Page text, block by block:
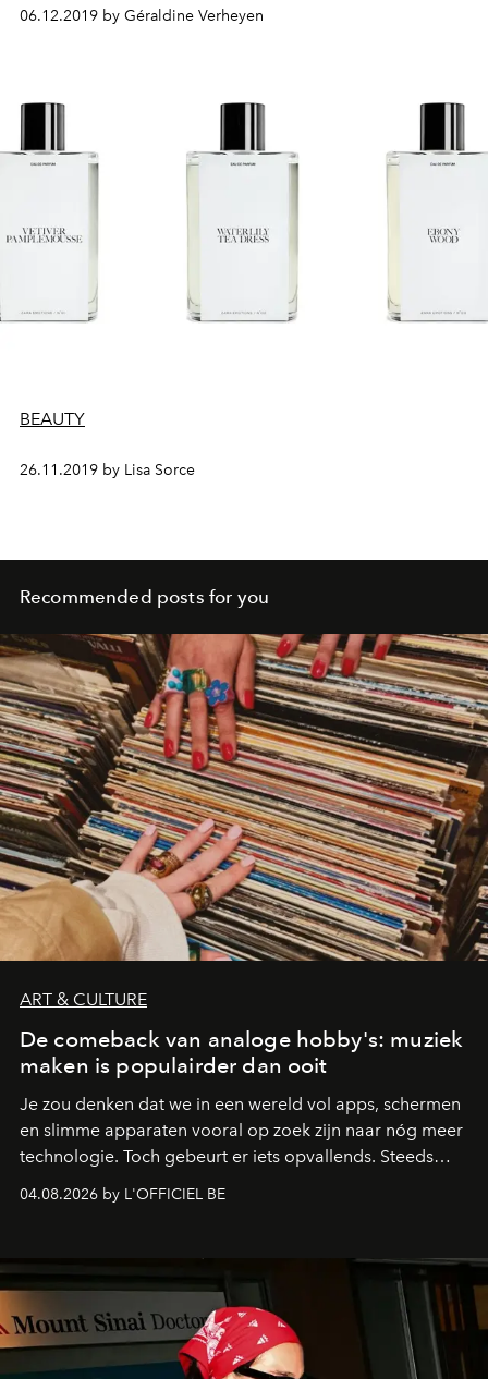
lanceerde deze herfst zijn allereerste parfum: "Born in
06.12.2019 by Géraldine Verheyen
BEAUTY
26.11.2019 by Lisa Sorce
Recommended posts for you
ART & CULTURE
De comeback van analoge hobby's: muziek
maken is populairder dan ooit
Je zou denken dat we in een wereld vol apps, schermen
en slimme apparaten vooral op zoek zijn naar nóg meer
technologie. Toch gebeurt er iets opvallends. Steeds
je iets met je handen doet en niet constant naar een
vinylplaten, fotografie met een analoge camera,
handgeschreven notitieboeken. Die trend draait niet
alleen om nostalgie. Je wilt iets maken, voelen en
beleven zonder dat alles meteen digitaal, snel en
efficiënt hoeft te zijn. Juist dat langzamere tempo voelt
04.08.2026 by L'OFFICIEL BE